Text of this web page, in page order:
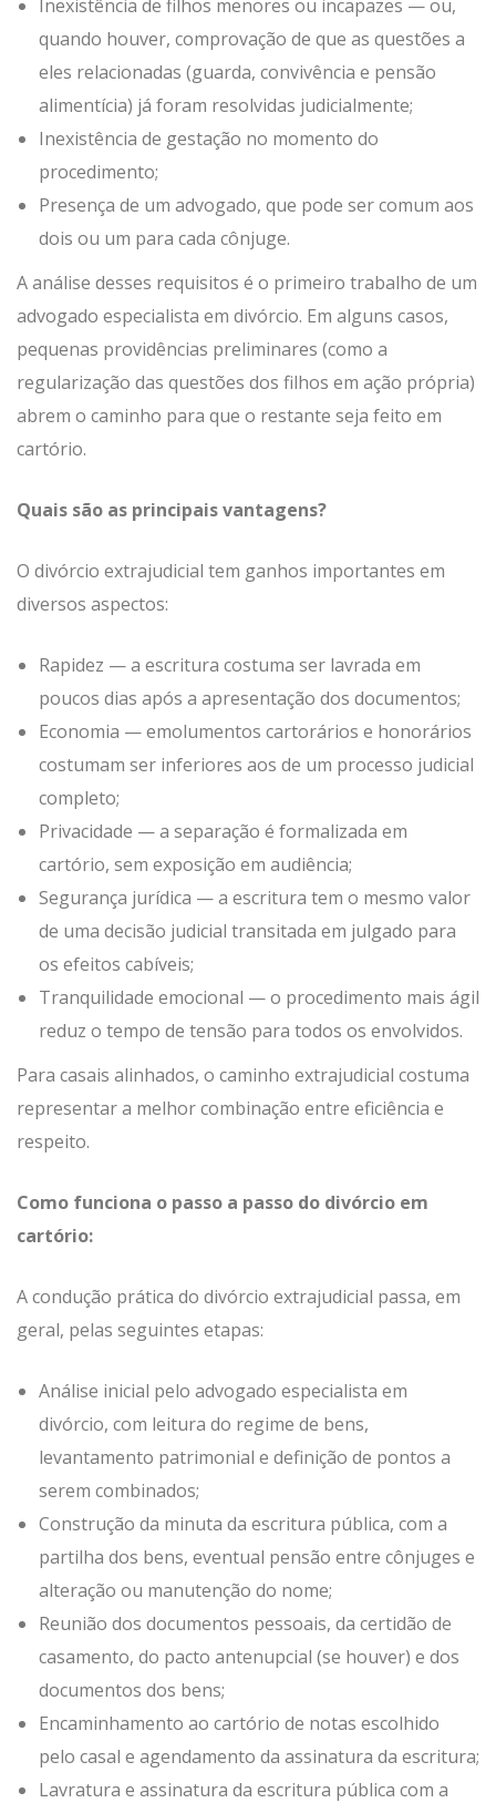
Inexistência de filhos menores ou incapazes — ou,
quando houver, comprovação de que as questões a
eles relacionadas (guarda, convivência e pensão
alimentícia) já foram resolvidas judicialmente;
Inexistência de gestação no momento do
procedimento;
Presença de um advogado, que pode ser comum aos
dois ou um para cada cônjuge.
A análise desses requisitos é o primeiro trabalho de um
advogado especialista em divórcio. Em alguns casos,
pequenas providências preliminares (como a
regularização das questões dos filhos em ação própria)
abrem o caminho para que o restante seja feito em
cartório.
Quais são as principais vantagens?
O divórcio extrajudicial tem ganhos importantes em
diversos aspectos:
Rapidez — a escritura costuma ser lavrada em
poucos dias após a apresentação dos documentos;
Economia — emolumentos cartorários e honorários
costumam ser inferiores aos de um processo judicial
completo;
Privacidade — a separação é formalizada em
cartório, sem exposição em audiência;
Segurança jurídica — a escritura tem o mesmo valor
de uma decisão judicial transitada em julgado para
os efeitos cabíveis;
Tranquilidade emocional — o procedimento mais ágil
reduz o tempo de tensão para todos os envolvidos.
Para casais alinhados, o caminho extrajudicial costuma
representar a melhor combinação entre eficiência e
respeito.
Como funciona o passo a passo do divórcio em
cartório:
A condução prática do divórcio extrajudicial passa, em
geral, pelas seguintes etapas:
Análise inicial pelo advogado especialista em
divórcio, com leitura do regime de bens,
levantamento patrimonial e definição de pontos a
serem combinados;
Construção da minuta da escritura pública, com a
partilha dos bens, eventual pensão entre cônjuges e
alteração ou manutenção do nome;
Reunião dos documentos pessoais, da certidão de
casamento, do pacto antenupcial (se houver) e dos
documentos dos bens;
Encaminhamento ao cartório de notas escolhido
pelo casal e agendamento da assinatura da escritura;
Lavratura e assinatura da escritura pública com a